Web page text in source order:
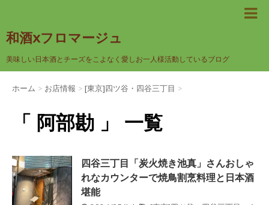
和酒xフロマージュ
美味しい日本酒とチーズをこよなく愛しお一人様活動しているブログ
ホーム > お店情報 > [東京]四ツ谷・四谷三丁目 >
「 阿部勘 」 一覧
四谷三丁目「炭火焼き池真」さんおしゃ
れなカウンターで焼鳥割烹料理と日本酒
堪能